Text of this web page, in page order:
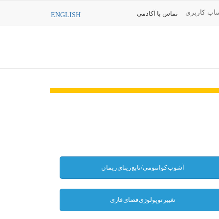
کاربری تماس با آکادمی ENGLISH
آشوب کوانتومى/تابع زیتاى ریمان
تغییر توپولوژی فضای فازی